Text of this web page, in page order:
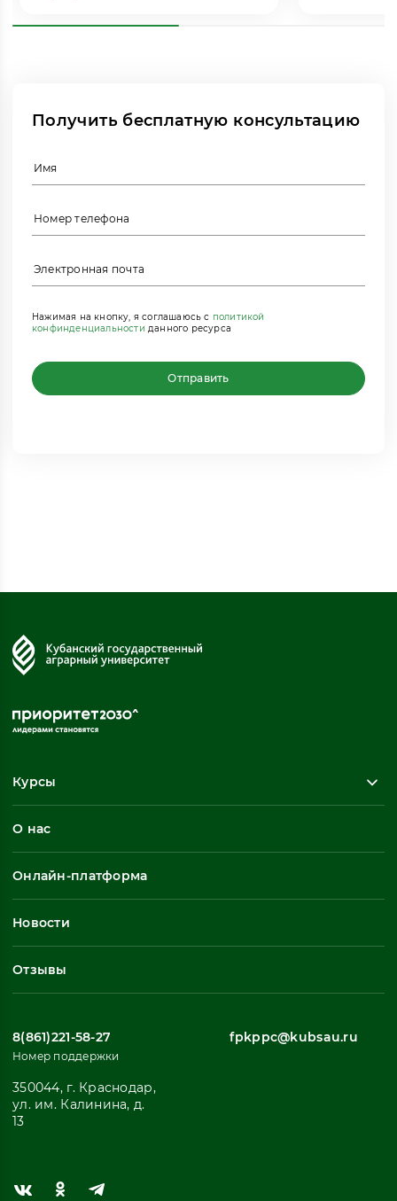
Рейтинг: Отзывы
Получить бесплатную консультацию
Нажимая на кнопку, я соглашаюсь с политикой
конфинденциальности данного ресурса
Отправить
Курсы
Повышение квалификации
Профессиональная переподготовка
Профессиональное обучение
Все
О нас
Онлайн-платформа
Новости
Отзывы
8(861)221-58-27
Номер поддержки
fpkppc@kubsau.ru
350044, г. Краснодар,
ул. им. Калинина, д.
13